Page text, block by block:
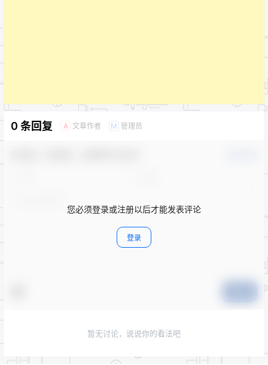
0 条回复 A 文章作者 M 管理员
您必须登录或注册以后才能发表评论
登录
暂无讨论，说说你的看法吧